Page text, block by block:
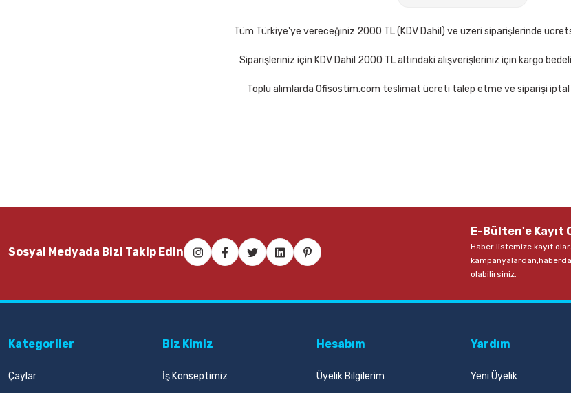
Tüm Türkiye'ye vereceğiniz 2000 TL (KDV Dahil) ve üzeri siparişlerinde
Siparişleriniz için KDV Dahil 2000 TL altındaki alışverişleriniz için kargo
Toplu alımlarda Ofisostim.com teslimat ücreti talep etme ve siparişi iptal
Sosyal Medyada Bizi Takip Edin
E-Bülten'e Kayıt
Haber listemize kayıt
olabilirsiniz.
Kategoriler
Çaylar
Biz Kimiz
İş Konseptimiz
Hesabım
Üyelik Bilgilerim
Yardım
Yeni Üyelik